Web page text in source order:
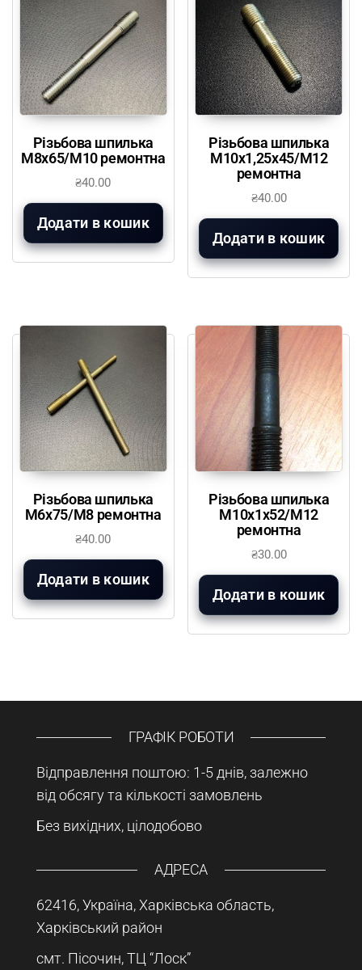
Різьбова шпилька
М8х65/М10 ремонтна
₴40.00
Додати в кошик
Різьбова шпилька
М10х1,25х45/М12
ремонтна
₴40.00
Додати в кошик
Різьбова шпилька
М6х75/М8 ремонтна
₴40.00
Додати в кошик
Різьбова шпилька
М10х1х52/М12
ремонтна
₴30.00
Додати в кошик
ГРАФІК РОБОТИ
Відправлення поштою: 1-5 днів, залежно
від обсягу та кількості замовлень
Без вихідних, цілодобово
АДРЕСА
62416, Україна, Харківська область,
Харківський район
смт. Пісочин, ТЦ “Лоск”